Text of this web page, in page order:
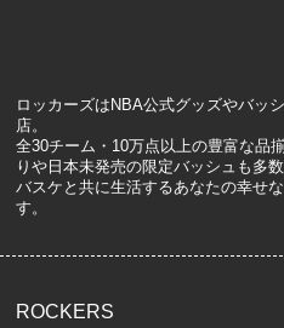
ロッカーズはNBA公式グッズやバッ
店。
全30チーム・10万点以上の豊富な品
りや日本未発売の限定バッシュも多
バスケと共に生活するあなたの幸せ
す。
ROCKERS